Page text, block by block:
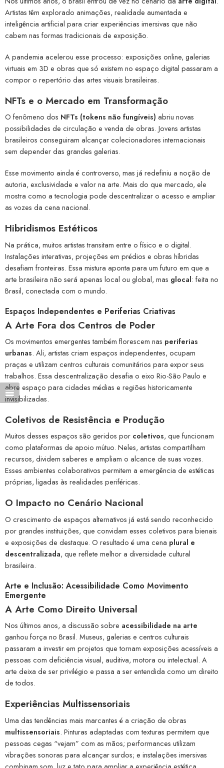
Artistas têm explorado animações, realidade aumentada e
inteligência artificial para criar experiências imersivas que não
cabem nas formas tradicionais de exposição.
A pandemia acelerou esse processo: exposições online, galerias
virtuais em 3D e obras que só existem no espaço digital passaram a
compor o repertório das artes visuais brasileiras.
NFTs e o Mercado em Transformação
O fenômeno dos NFTs (tokens não fungíveis) abriu novas
possibilidades de circulação e venda de obras. Jovens artistas
brasileiros conseguiram alcançar colecionadores internacionais
sem depender das grandes galerias.
Esse movimento ainda é controverso, mas já redefiniu a noção de
autoria, exclusividade e valor na arte. Mais do que mercado, ele
mostra como a tecnologia pode descentralizar o acesso e ampliar
as vozes da cena nacional.
Hibridismos Estéticos
Na prática, muitos artistas transitam entre o físico e o digital.
Instalações interativas, projeções em prédios e obras híbridas
desafiam fronteiras. Essa mistura aponta para um futuro em que a
arte brasileira não será apenas local ou global, mas glocal: feita no
Brasil, conectada com o mundo.
Espaços Independentes e Periferias Criativas
A Arte Fora dos Centros de Poder
Os movimentos emergentes também florescem nas periferias
urbanas. Ali, artistas criam espaços independentes, ocupam
praças e utilizam centros culturais comunitários para expor seus
trabalhos. Essa descentralização desafia o eixo Rio-São Paulo e
abre espaço para cidades médias e regiões historicamente
invisibilizadas.
Coletivos de Resistência e Produção
Muitos desses espaços são geridos por coletivos, que funcionam
como plataformas de apoio mútuo. Neles, artistas compartilham
recursos, dividem saberes e ampliam o alcance de suas vozes.
Esses ambientes colaborativos permitem a emergência de estéticas
próprias, ligadas às realidades periféricas.
O Impacto no Cenário Nacional
O crescimento de espaços alternativos já está sendo reconhecido
por grandes instituições, que convidam esses coletivos para bienais
e exposições de destaque. O resultado é uma cena plural e
descentralizada, que reflete melhor a diversidade cultural
brasileira.
Arte e Inclusão: Acessibilidade Como Movimento
Emergente
A Arte Como Direito Universal
Nos últimos anos, a discussão sobre acessibilidade na arte
ganhou força no Brasil. Museus, galerias e centros culturais
passaram a investir em projetos que tornam exposições acessíveis a
pessoas com deficiência visual, auditiva, motora ou intelectual. A
arte deixa de ser privilégio e passa a ser entendida como um direito
de todos.
Experiências Multissensoriais
Uma das tendências mais marcantes é a criação de obras
multissensoriais. Pinturas adaptadas com texturas permitem que
pessoas cegas “vejam” com as mãos; performances utilizam
vibrações sonoras para alcançar surdos; e instalações imersivas